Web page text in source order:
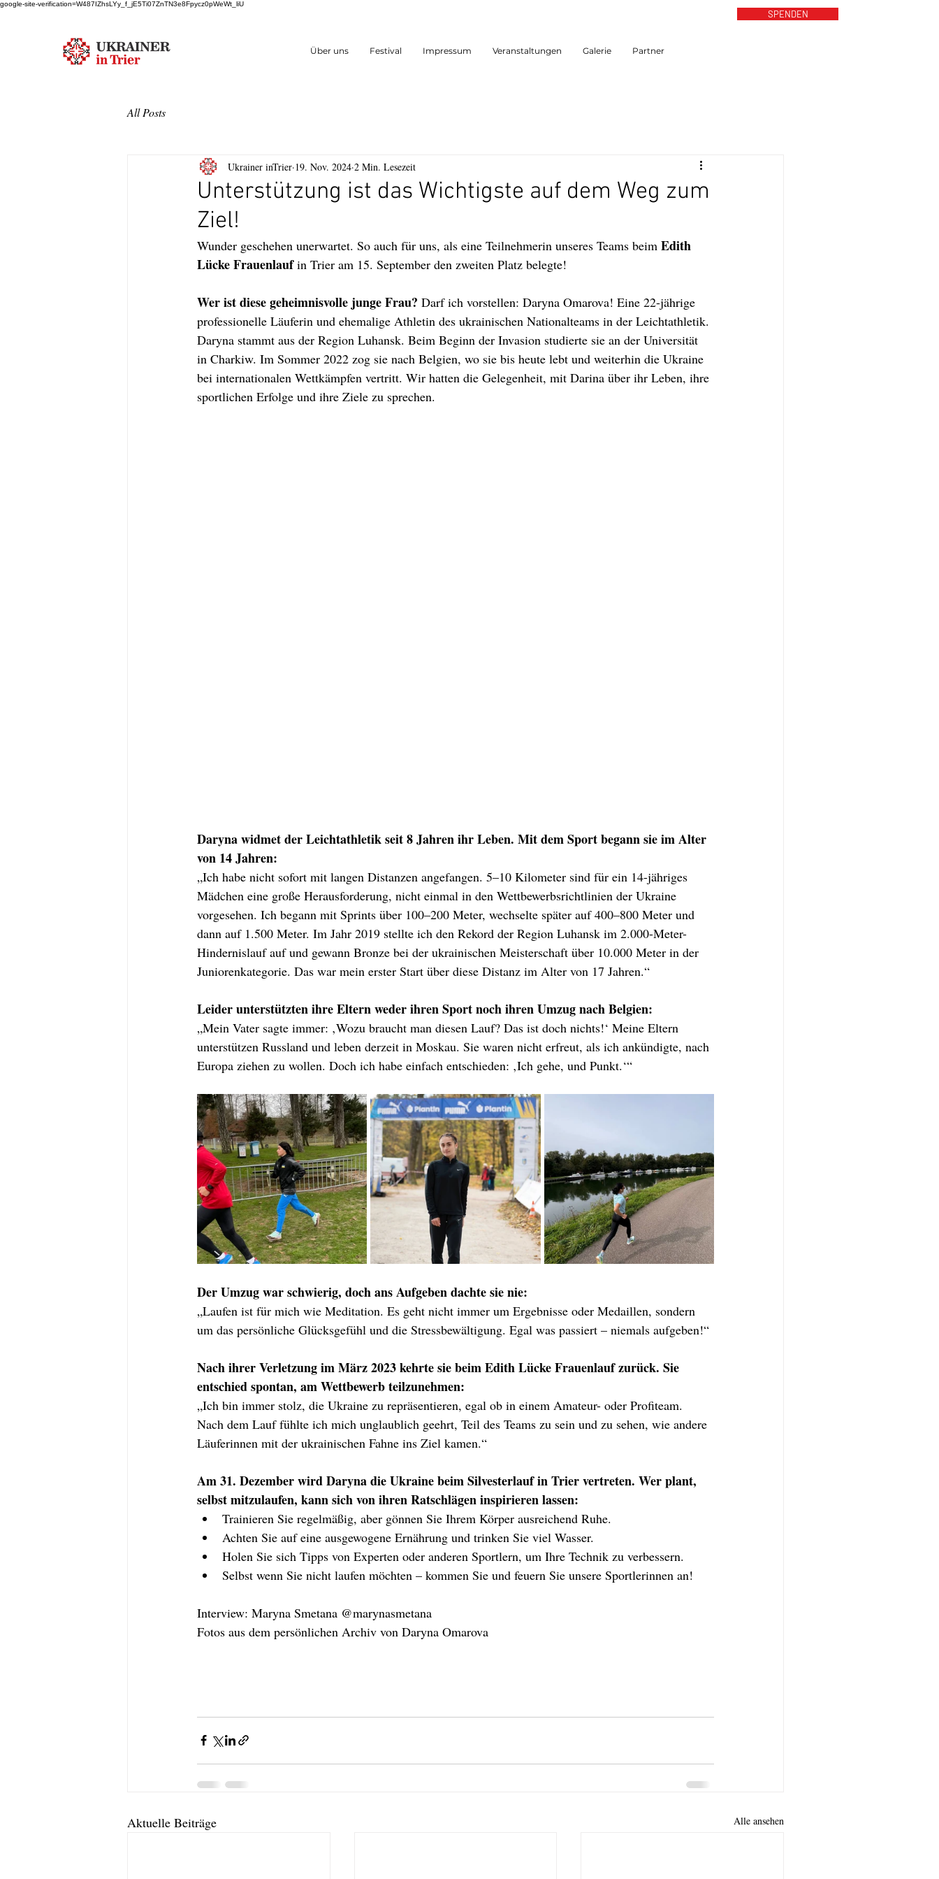
google-site-verification=W487IZhsLYy_f_jE5Ti07ZnTN3e8Fpycz0pWeWt_liU
Über uns Festival Impressum Veranstaltungen Galerie Partner
SPENDEN
All Posts
Unterstützung ist das Wichtigste auf dem Weg zum
Ziel!
Ukrainer inTrier 19. Nov. 2024 2 Min. Lesezeit
Wunder geschehen unerwartet. So auch für uns, als eine Teilnehmerin unseres Teams beim Edith
Lücke Frauenlauf in Trier am 15. September den zweiten Platz belegte!
Wer ist diese geheimnisvolle junge Frau? Darf ich vorstellen: Daryna Omarova! Eine 22-jährige
professionelle Läuferin und ehemalige Athletin des ukrainischen Nationalteams in der Leichtathletik.
Daryna stammt aus der Region Luhansk. Beim Beginn der Invasion studierte sie an der Universität
in Charkiw. Im Sommer 2022 zog sie nach Belgien, wo sie bis heute lebt und weiterhin die Ukraine
bei internationalen Wettkämpfen vertritt. Wir hatten die Gelegenheit, mit Darina über ihr Leben, ihre
sportlichen Erfolge und ihre Ziele zu sprechen.
Daryna widmet der Leichtathletik seit 8 Jahren ihr Leben. Mit dem Sport begann sie im Alter
von 14 Jahren:
„Ich habe nicht sofort mit langen Distanzen angefangen. 5–10 Kilometer sind für ein 14-jähriges
Mädchen eine große Herausforderung, nicht einmal in den Wettbewerbsrichtlinien der Ukraine
vorgesehen. Ich begann mit Sprints über 100–200 Meter, wechselte später auf 400–800 Meter und
dann auf 1.500 Meter. Im Jahr 2019 stellte ich den Rekord der Region Luhansk im 2.000-Meter-
Hindernislauf auf und gewann Bronze bei der ukrainischen Meisterschaft über 10.000 Meter in der
Juniorenkategorie. Das war mein erster Start über diese Distanz im Alter von 17 Jahren.“
Leider unterstützten ihre Eltern weder ihren Sport noch ihren Umzug nach Belgien:
„Mein Vater sagte immer: ‚Wozu braucht man diesen Lauf? Das ist doch nichts!‘ Meine Eltern
unterstützen Russland und leben derzeit in Moskau. Sie waren nicht erfreut, als ich ankündigte, nach
Europa ziehen zu wollen. Doch ich habe einfach entschieden: ‚Ich gehe, und Punkt.‘“
Der Umzug war schwierig, doch ans Aufgeben dachte sie nie:
„Laufen ist für mich wie Meditation. Es geht nicht immer um Ergebnisse oder Medaillen, sondern
um das persönliche Glücksgefühl und die Stressbewältigung. Egal was passiert – niemals aufgeben!“
Nach ihrer Verletzung im März 2023 kehrte sie beim Edith Lücke Frauenlauf zurück. Sie
entschied spontan, am Wettbewerb teilzunehmen:
„Ich bin immer stolz, die Ukraine zu repräsentieren, egal ob in einem Amateur- oder Profiteam.
Nach dem Lauf fühlte ich mich unglaublich geehrt, Teil des Teams zu sein und zu sehen, wie andere
Läuferinnen mit der ukrainischen Fahne ins Ziel kamen.“
Am 31. Dezember wird Daryna die Ukraine beim Silvesterlauf in Trier vertreten. Wer plant,
selbst mitzulaufen, kann sich von ihren Ratschlägen inspirieren lassen:
Trainieren Sie regelmäßig, aber gönnen Sie Ihrem Körper ausreichend Ruhe.
Achten Sie auf eine ausgewogene Ernährung und trinken Sie viel Wasser.
Holen Sie sich Tipps von Experten oder anderen Sportlern, um Ihre Technik zu verbessern.
Selbst wenn Sie nicht laufen möchten – kommen Sie und feuern Sie unsere Sportlerinnen an!
Interview: Maryna Smetana @marynasmetana
Fotos aus dem persönlichen Archiv von Daryna Omarova
Aktuelle Beiträge Alle ansehen